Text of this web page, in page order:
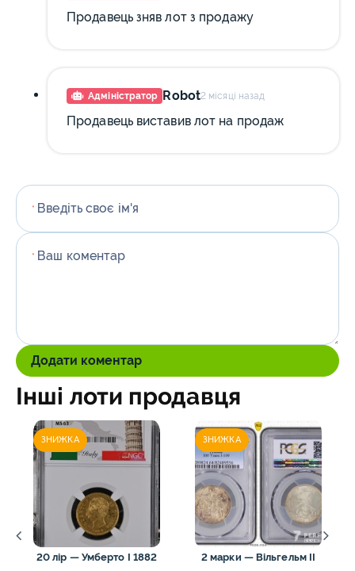
Продавець зняв лот з продажу
Адміністратор Robot2 місяці назад
Продавець виставив лот на продаж
* Введіть своє ім'я
* Ваш коментар
Додати коментар
Інші лоти продавця
ЗНИЖКА
20 лір — Умберто I 1882
ЗНИЖКА
2 марки — Вільгельм II